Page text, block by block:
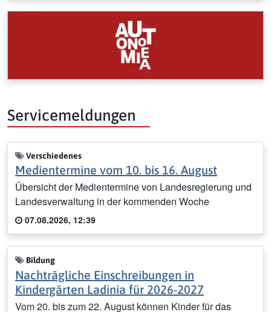
Servicemeldungen
Verschiedenes
Medientermine vom 10. bis 16. August
Übersicht der Medientermine von Landesregierung und
Landesverwaltung in der kommenden Woche
07.08.2026, 12:39
Bildung
Nachträgliche Einschreibungen in
Kindergärten Ladinia für 2026-2027
Vom 20. bis zum 22. August können Kinder für das